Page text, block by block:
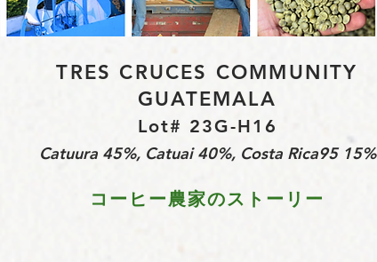
TRES CRUCES COMMUNITY
GUATEMALA
Lot# 23G-H16
Catuura 45%, Catuai 40%, Costa Rica95 15%
コーヒー農家のストーリー